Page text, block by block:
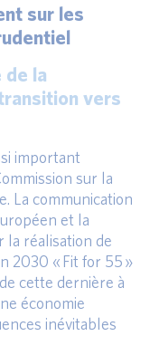
sur les
de la
vers
important
sur la
La communication
et la
la réalisation de
2030 « Fit for 55 »
cette dernière à
économie
inévitables